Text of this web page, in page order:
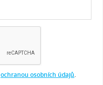
ochranou osobních údajů